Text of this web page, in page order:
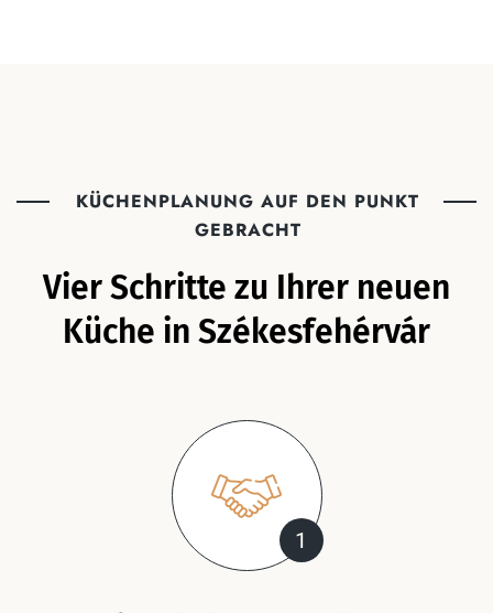
KÜCHENPLANUNG AUF DEN PUNKT
GEBRACHT
Vier Schritte zu Ihrer neuen
Küche in Székesfehérvár
1